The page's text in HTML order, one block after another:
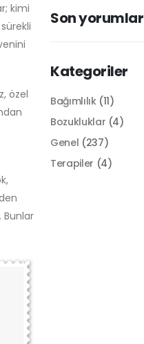
kimi
özel
Bunlar
Son yorumlar
Kategoriler
Bağımlılık(11)
Bozukluklar (4)
Genel (237)
Terapiler (4)